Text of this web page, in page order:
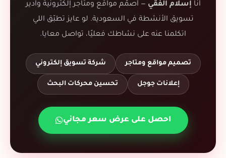
أنا إسلام الفقي — أصمّم مواقع ومتاجر إلكترونية وأدير
تسويق الأنشطة في السعودية. لو عايز تطبّق اللي
اتكلمنا عنه على نشاطك فعليًا، تواصل معايا.
تصميم مواقع ومتاجر شركة تسويق إلكتروني
إعلانات جوجل تحسين محركات البحث
احصل على عرض سعر مجاني